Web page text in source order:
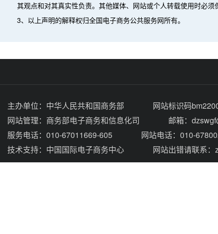
其观点和对其真实性负责。其他媒体、网站或个人转载使用时必
3、以上声明的解释权归全国电子商务公共服务网所有。
主办单位： 中华人民共和国商务部
网站标识码
网站管理： 商务部电子商务和信息化司
邮箱：
服务电话：010-67011669-605
网站电话：010-
技术支持： 中国国际电子商务中心 网站出错请联系